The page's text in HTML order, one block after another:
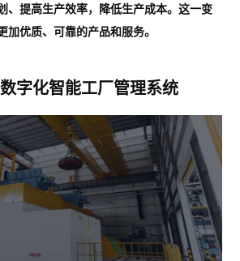
、提高生产效率，降低生产成本。这一变
加优质、可靠的产品和服务。
字化智能工厂管理系统